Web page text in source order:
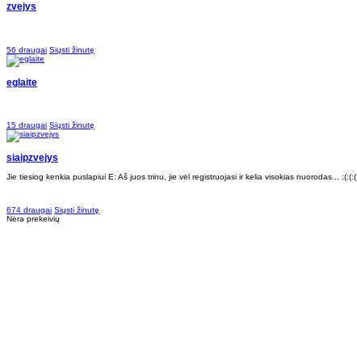
zvejys
56 draugai Siųsti žinutę
eglaite
15 draugai Siųsti žinutę
siaipzvejys
Jie tiesiog kenkia puslapiui E: Aš juos trinu, jie vėl registruojasi ir kelia visokias nuorodas... :(:(:(
674 draugai Siųsti žinutę
Nėra prekeivių